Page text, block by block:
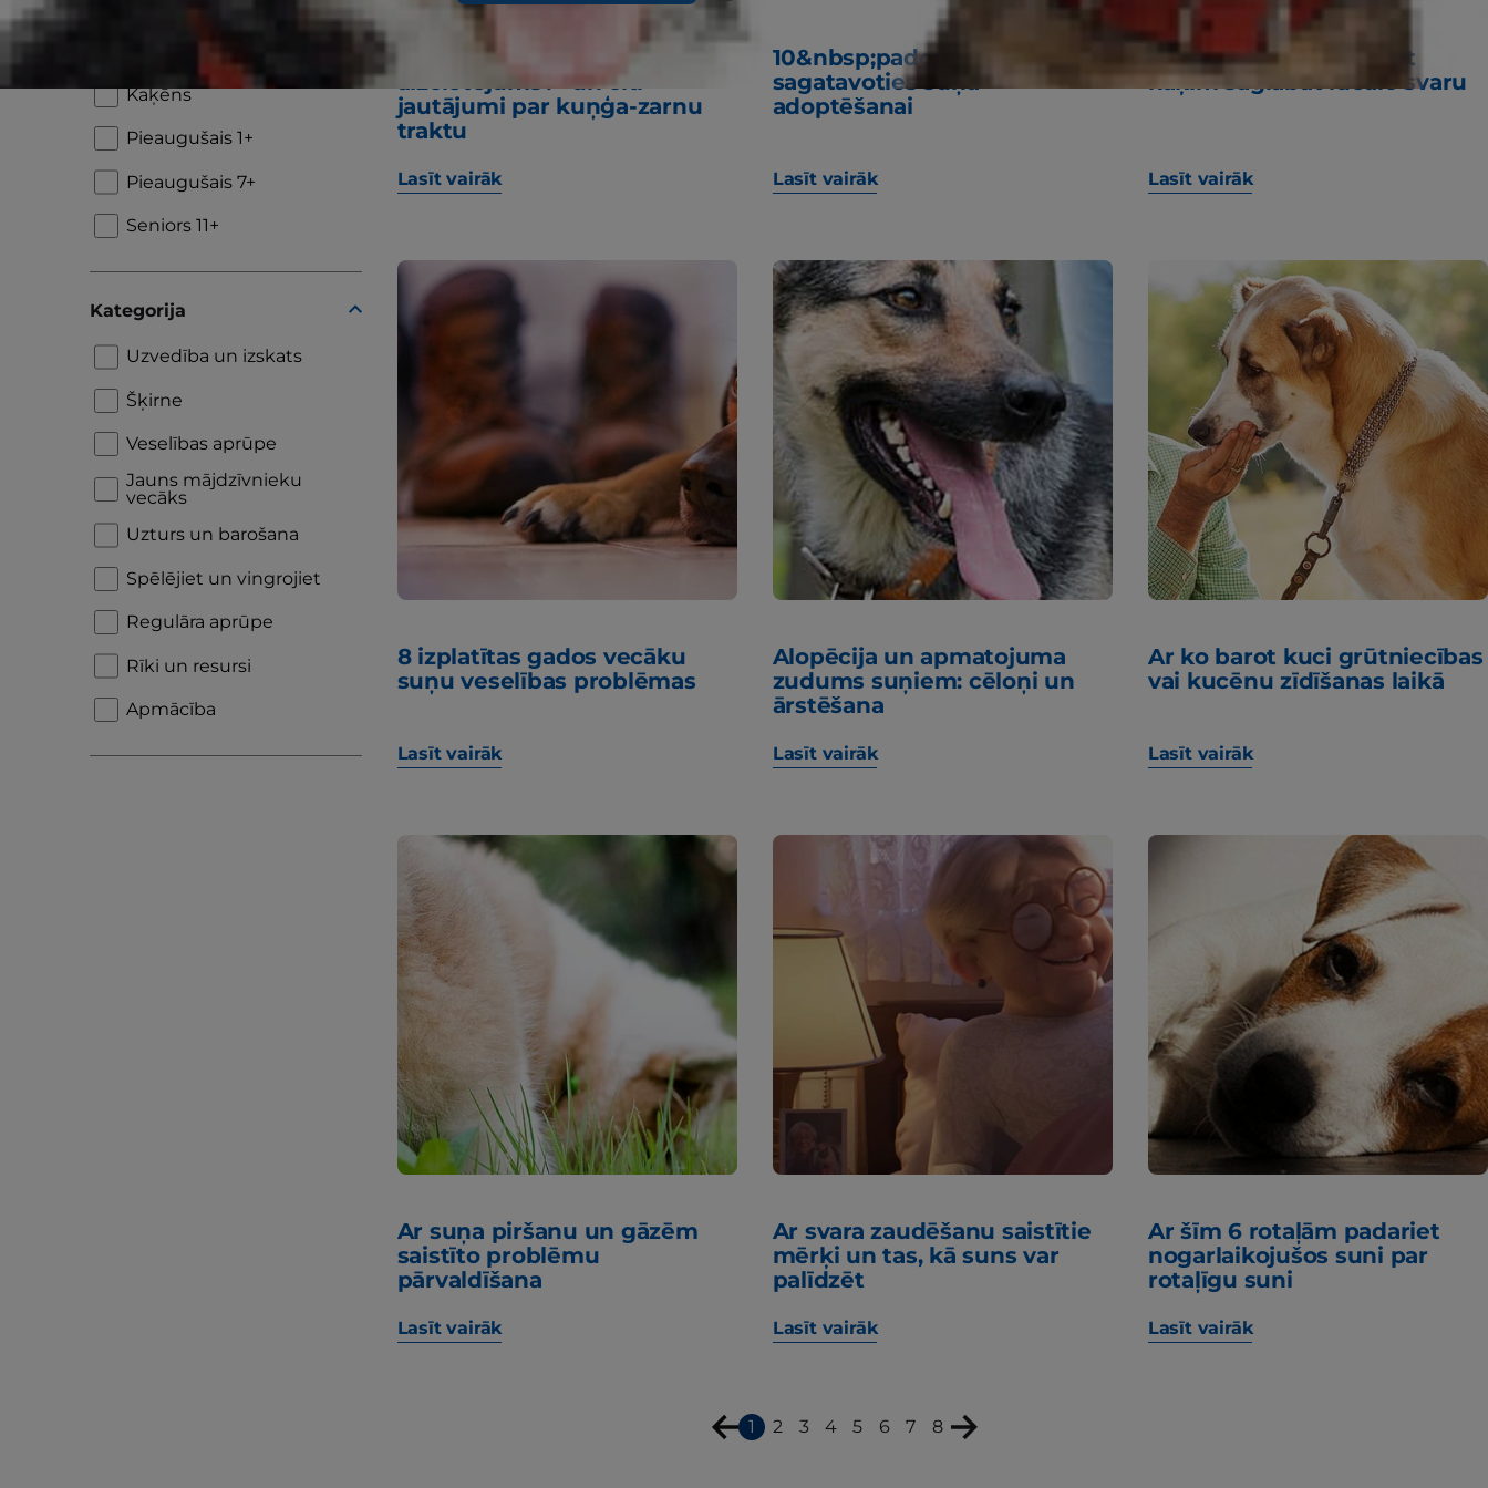
Dzīves posms
Kaķēns
Pieaugušais 1+
Pieaugušais 7+
Seniors 11+
Kategorija
Uzvedība un izskats
Šķirne
Veselības aprūpe
Jauns mājdzīvnieku
vecāks
Uzturs un barošana
Spēlējiet un vingrojiet
Regulāra aprūpe
Rīki un resursi
Apmācība
"Kāpēc manam sunim ir
aizcietējums?" un citi
jautājumi par kuņģa-zarnu
traktu
Lasīt vairāk
10&nbsp;padomi, kā
sagatavoties suņa
adoptēšanai
Lasīt vairāk
4 ieteikumi, kā palīdzēt
kaķim saglabāt ideālo svaru
Lasīt vairāk
8 izplatītas gados vecāku
suņu veselības problēmas
Lasīt vairāk
Alopēcija un apmatojuma
zudums suņiem: cēloņi un
ārstēšana
Lasīt vairāk
Ar ko barot kuci grūtniecības
vai kucēnu zīdīšanas laikā
Lasīt vairāk
Ar suņa piršanu un gāzēm
saistīto problēmu
pārvaldīšana
Lasīt vairāk
Ar svara zaudēšanu saistītie
mērķi un tas, kā suns var
palīdzēt
Lasīt vairāk
Ar šīm 6 rotaļām padariet
nogarlaikojušos suni par
rotaļīgu suni
Lasīt vairāk
1 2 3 4 5 6 7 8